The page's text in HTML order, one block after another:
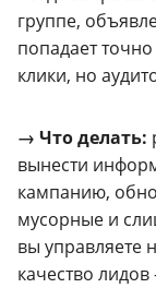
группе,
попадает
клики, но
→ Что делать:
вынести
кампанию,
мусорные и
вы управляете
качество